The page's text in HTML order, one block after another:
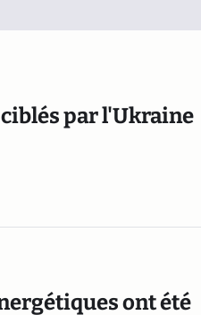
par l'Ukraine
ont été